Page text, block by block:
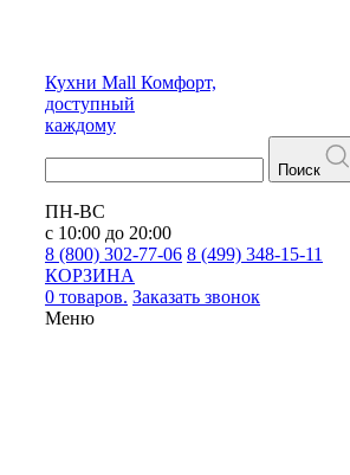
Кухни Mall Комфорт,
доступный
каждому
Поиск
ПН-ВС
с 10:00 до 20:00
8 (800) 302-77-06 8 (499) 348-15-11
КОРЗИНА
0 товаров. Заказать звонок
Меню